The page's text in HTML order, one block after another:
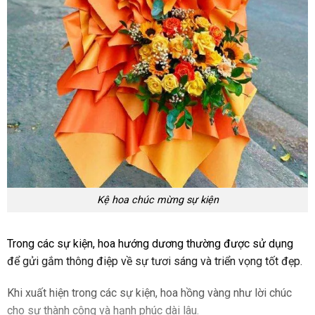
Kệ hoa chúc mừng sự kiện
Trong các sự kiện, hoa hướng dương thường được sử dụng
để gửi gắm thông điệp về sự tươi sáng và triển vọng tốt đẹp.
Khi xuất hiện trong các sự kiện, hoa hồng vàng như lời chúc
cho sự thành công và hạnh phúc dài lâu.